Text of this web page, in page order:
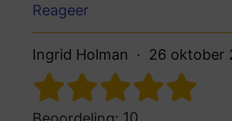
Reageer
Ingrid Holman 26 oktober
10